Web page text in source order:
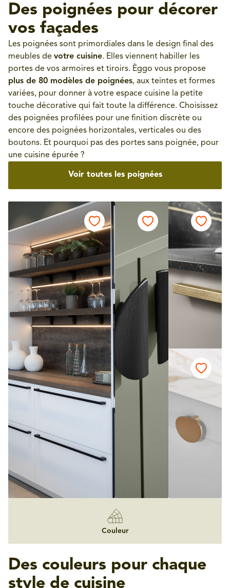
Des poignées pour décorer
vos façades
Les poignées sont primordiales dans le design final des
meubles de votre cuisine. Elles viennent habiller les
portes de vos armoires et tiroirs. Èggo vous propose
plus de 80 modèles de poignées, aux teintes et formes
variées, pour donner à votre espace cuisine la petite
touche décorative qui fait toute la différence. Choisissez
des poignées profilées pour une finition discrète ou
encore des poignées horizontales, verticales ou des
boutons. Et pourquoi pas des portes sans poignée, pour
une cuisine épurée ?
Voir toutes les poignées
Couleur
Des couleurs pour chaque
style de cuisine